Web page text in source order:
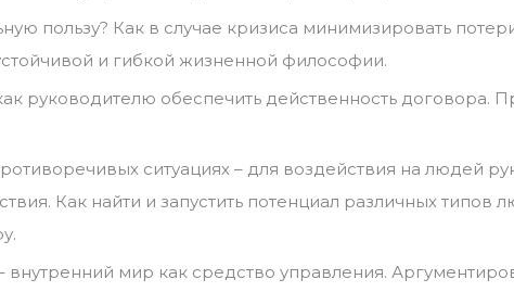
пользу? Как в случае кризиса минимизировать
и гибкой жизненной философии.
руководителю обеспечить действенность договора.
ситуациях – для воздействия на людей
Как найти и запустить потенциал различных типов
внутренний мир как средство управления.